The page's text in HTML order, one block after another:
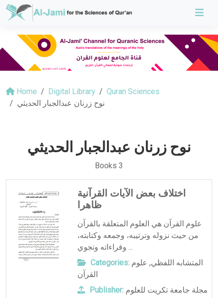
Home Digital Library
Quran Sciences
نوح زرنان عبدالجبار الحديثي
نوح زرنان عبدالجبار الحديثي
Books 3
اختلاف بعض الآيات القرآنية
ظاهرا
علوم القرآن هي العلوم المتعلقة بالقرآن
من حيث نزوله وترتيبه، وجمعه وكتابته،
وقراءاته وتجوي ...
Categories:
المتشابه اللفظي, علوم
القرآن
Publisher: مجلة جامعة تكريت للعلوم